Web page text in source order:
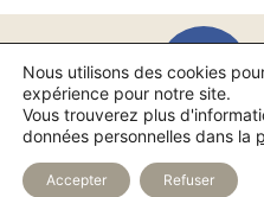
Mentions
Nous utilisons des cookies
expérience pour notre site.
Vous trouverez plus
données personnelles dans la
Accepter Refuser